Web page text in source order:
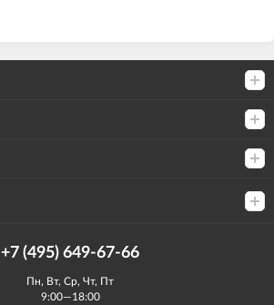
+7 (495) 649-67-66
Пн, Вт, Ср, Чт, Пт
9:00—18:00